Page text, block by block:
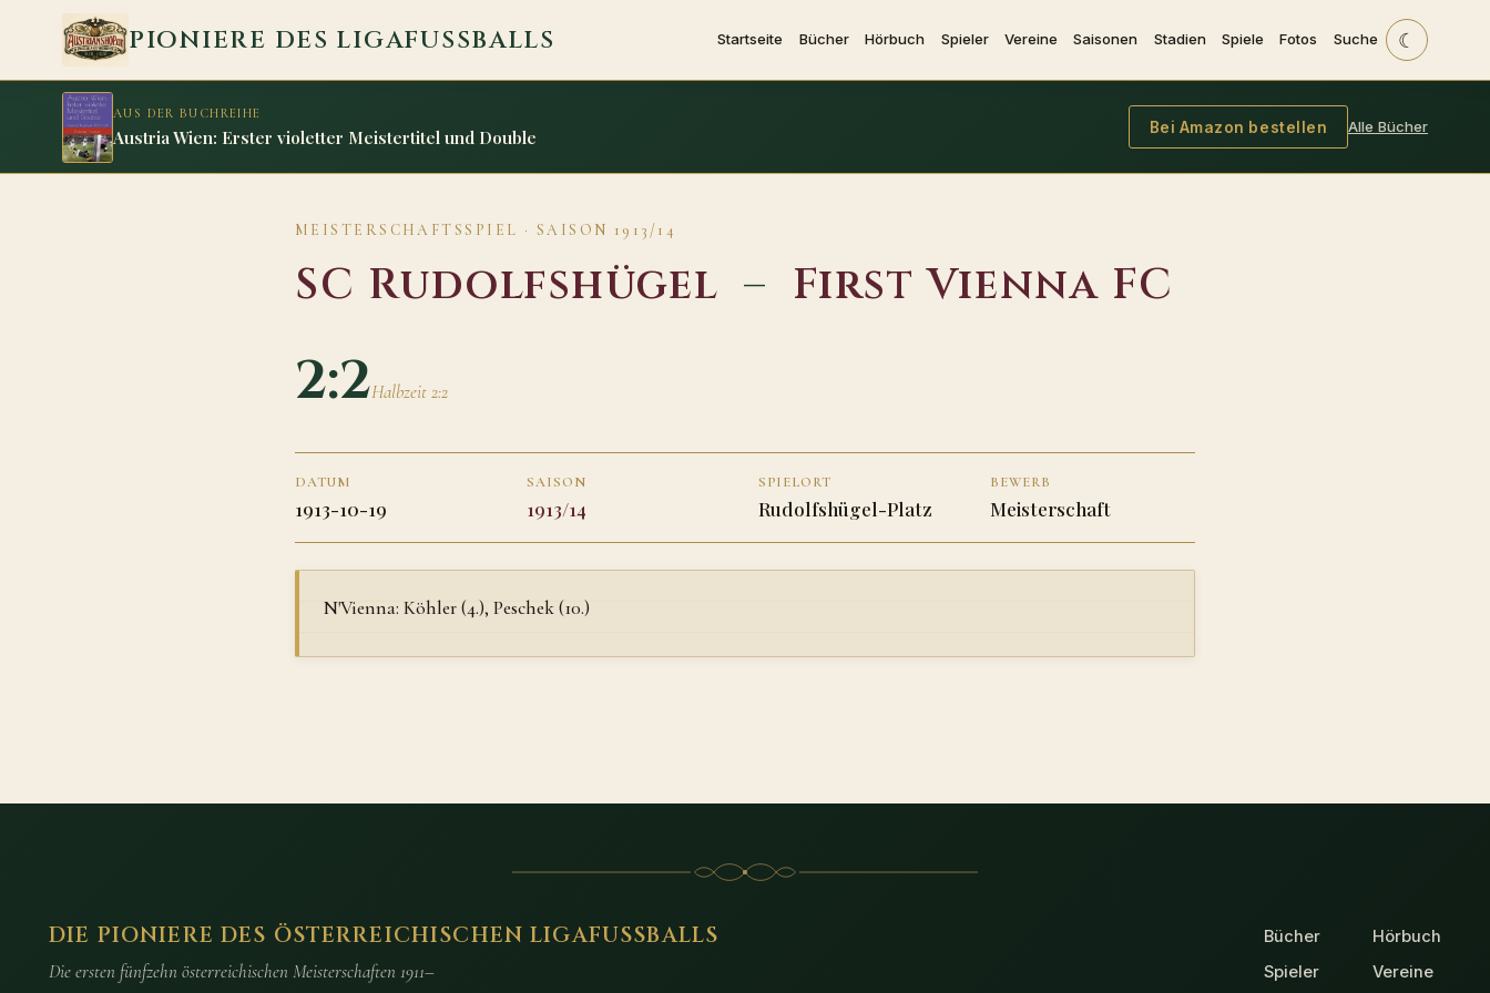
Zum Inhalt springen
PIONIERE DES LIGAFUSSBALLS Startseite Bücher Hörbuch Spieler Vereine Saisonen Stadien Spiele Fotos Suche ☾
AUS DER BUCHREIHE
Austria Wien: Erster violetter Meistertitel und Double Bei Amazon bestellen Alle Bücher
MEISTERSCHAFTSSPIEL · SAISON 1913/14
SC Rudolfshügel – First Vienna FC
2:2Halbzeit 2:2
DATUM
1913-10-19
SAISON
1913/14
SPIELORT
Rudolfshügel-Platz
BEWERB
Meisterschaft
N'Vienna: Köhler (4.), Peschek (10.)
DIE PIONIERE DES ÖSTERREICHISCHEN LIGAFUSSBALLS
Die ersten fünfzehn österreichischen Meisterschaften 1911–
Bücher
Hörbuch
Spieler
Vereine